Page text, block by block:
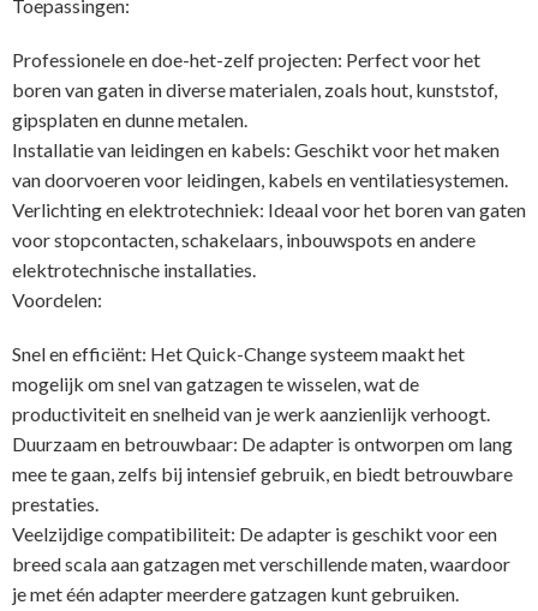
Toepassingen:
Professionele en doe-het-zelf projecten: Perfect voor het
boren van gaten in diverse materialen, zoals hout, kunststof,
gipsplaten en dunne metalen.
Installatie van leidingen en kabels: Geschikt voor het maken
van doorvoeren voor leidingen, kabels en ventilatiesystemen.
Verlichting en elektrotechniek: Ideaal voor het boren van gaten
voor stopcontacten, schakelaars, inbouwspots en andere
elektrotechnische installaties.
Voordelen:
Snel en efficiënt: Het Quick-Change systeem maakt het
mogelijk om snel van gatzagen te wisselen, wat de
productiviteit en snelheid van je werk aanzienlijk verhoogt.
Duurzaam en betrouwbaar: De adapter is ontworpen om lang
mee te gaan, zelfs bij intensief gebruik, en biedt betrouwbare
prestaties.
Veelzijdige compatibiliteit: De adapter is geschikt voor een
breed scala aan gatzagen met verschillende maten, waardoor
je met één adapter meerdere gatzagen kunt gebruiken.